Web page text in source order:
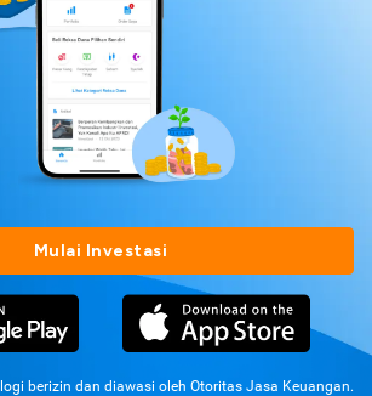
Mulai Investasi
berizin dan diawasi oleh Otoritas Jasa Keuangan.